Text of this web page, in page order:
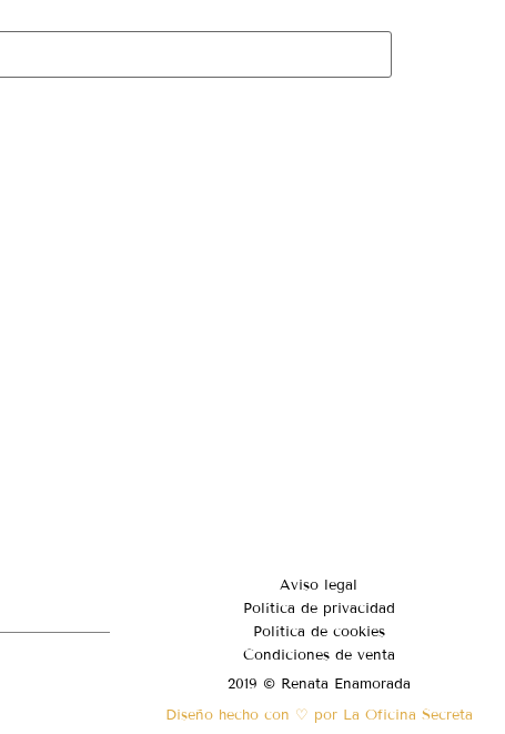
Aviso legal
Política de privacidad
Política de cookies
Condiciones de venta
2019 © Renata Enamorada
Diseño hecho con ♡ por La Oficina Secreta